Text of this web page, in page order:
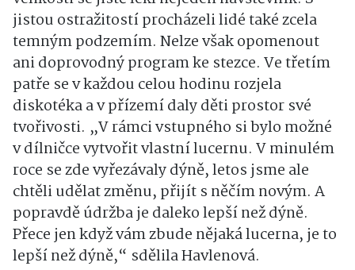
jistou ostražitostí procházeli lidé také zcela
temným podzemím. Nelze však opomenout
ani doprovodný program ke stezce. Ve třetím
patře se v každou celou hodinu rozjela
diskotéka a v přízemí daly děti prostor své
tvořivosti. „V rámci vstupného si bylo možné
v dílničce vytvořit vlastní lucernu. V minulém
roce se zde vyřezávaly dýně, letos jsme ale
chtěli udělat změnu, přijít s něčím novým. A
popravdě údržba je daleko lepší než dýně.
Přece jen když vám zbude nějaká lucerna, je to
lepší než dýně,“ sdělila Havlenová.